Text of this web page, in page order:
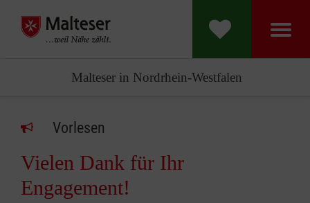
Malteser in Nordrhein-Westfalen
Vorlesen
Vielen Dank für Ihr
Engagement!